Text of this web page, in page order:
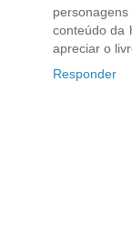
conteúdo da
apreciar o
Responder